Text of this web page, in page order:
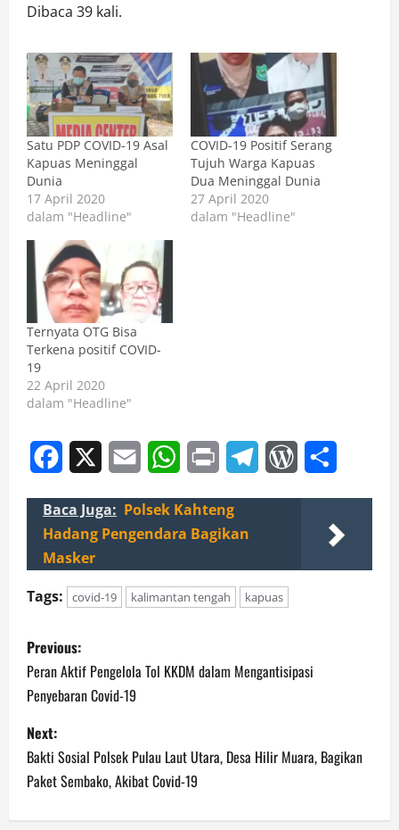
Dibaca 39 kali.
Satu PDP COVID-19 Asal
Kapuas Meninggal
Dunia
17 April 2020
dalam "Headline"
COVID-19 Positif Serang
Tujuh Warga Kapuas
Dua Meninggal Dunia
27 April 2020
dalam "Headline"
Ternyata OTG Bisa
Terkena positif COVID-
19
22 April 2020
dalam "Headline"
Facebook Email WhatsApp
Print TelegramWordPress
Baca Juga: Polsek Kahteng
Hadang Pengendara Bagikan
Masker
Tags:
covid-19 kalimantan tengah kapuas
P
o
s
t
n
Previous:
Peran Aktif Pengelola Tol KKDM dalam Mengantisipasi
Penyebaran Covid-19
Next:
Bakti Sosial Polsek Pulau Laut Utara, Desa Hilir Muara, Bagikan
Paket Sembako, Akibat Covid-19